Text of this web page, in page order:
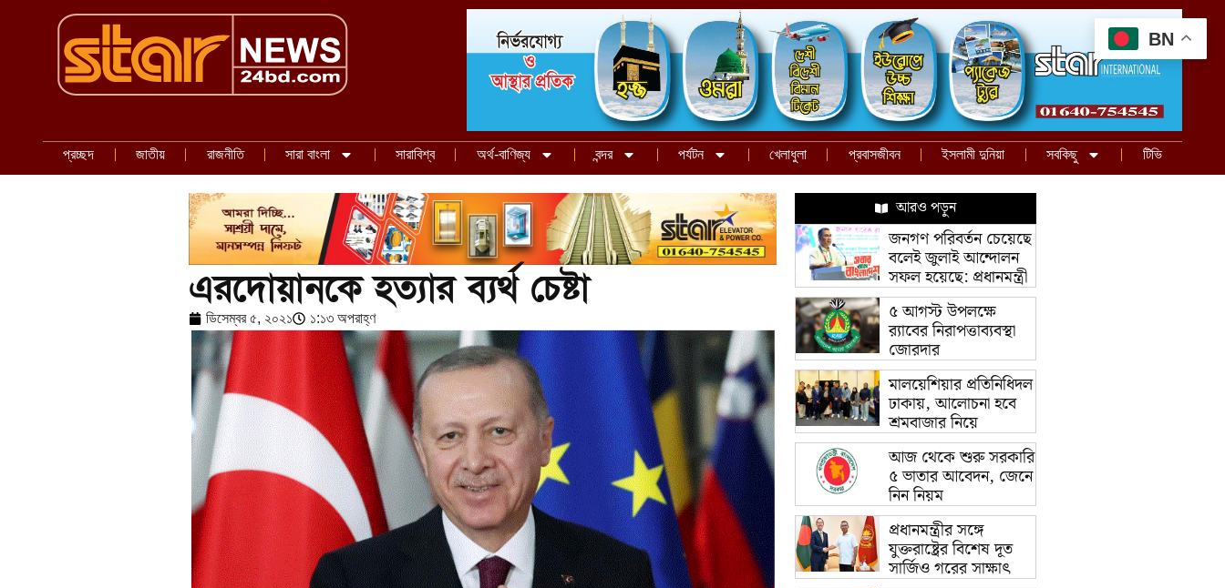
প্রচ্ছদ জাতীয় রাজনীতি সারা বাংলা সারাবিশ্ব অর্থ-বাণিজ্য বন্দর পর্যটন খেলাধুলা প্রবাসজীবন ইসলামী দুনিয়া সবকিছু টিভি
এরদোয়ানকে হত্যার ব্যর্থ চেষ্টা
ডিসেম্বর ৫, ২০২১ ১:১৩ অপরাহ্ণ
আরও পড়ুন
জনগণ পরিবর্তন চেয়েছে
বলেই জুলাই আন্দোলন
সফল হয়েছে: প্রধানমন্ত্রী
৫ আগস্ট উপলক্ষে
র‌্যাবের নিরাপত্তাব্যবস্থা
জোরদার
মালয়েশিয়ার প্রতিনিধিদল
ঢাকায়, আলোচনা হবে
শ্রমবাজার নিয়ে
আজ থেকে শুরু সরকারি
৫ ভাতার আবেদন, জেনে
নিন নিয়ম
প্রধানমন্ত্রীর সঙ্গে
যুক্তরাষ্ট্রের বিশেষ দূত
সার্জিও গরের সাক্ষাৎ
BN